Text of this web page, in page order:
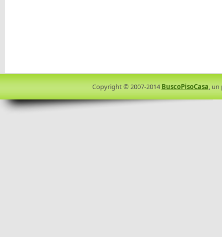
Copyright © 2007-2014BuscoPisoCasa,